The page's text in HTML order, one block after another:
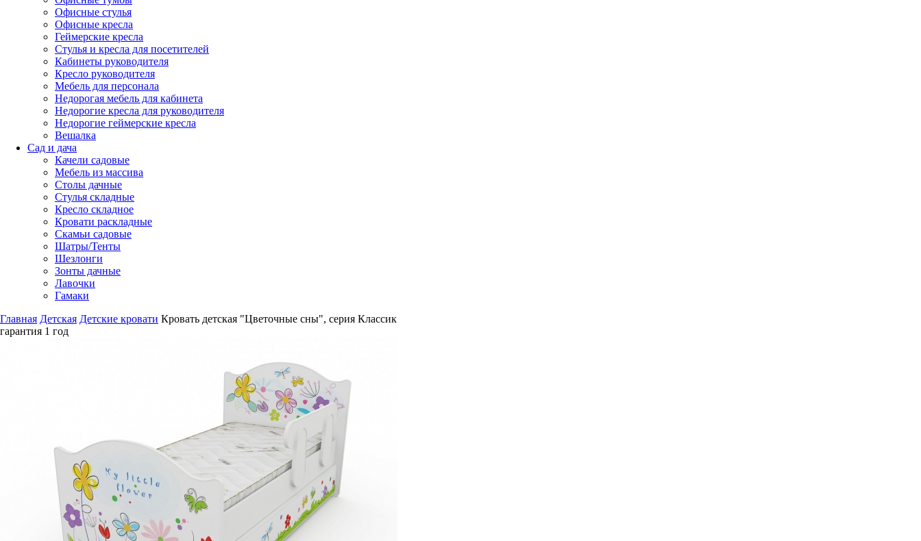
Офисные стулья
Офисные кресла
Геймерские кресла
Стулья и кресла для посетителей
Кабинеты руководителя
Кресло руководителя
Мебель для персонала
Недорогая мебель для кабинета
Недорогие кресла для руководителя
Недорогие геймерские кресла
Вешалка
Сад и дача
Качели садовые
Мебель из массива
Столы дачные
Стулья складные
Кресло складное
Кровати раскладные
Скамьи садовые
Шатры/Тенты
Шезлонги
Зонты дачные
Лавочки
Гамаки
Главная Детская Детские кровати Кровать детская "Цветочные сны", серия Классик
гарантия 1 год